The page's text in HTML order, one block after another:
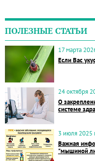
ПОЛЕЗНЫЕ СТАТЬИ
17 марта
Если Вас
24 октября
О
системе
3 июля 2025
Важная
"мышиной